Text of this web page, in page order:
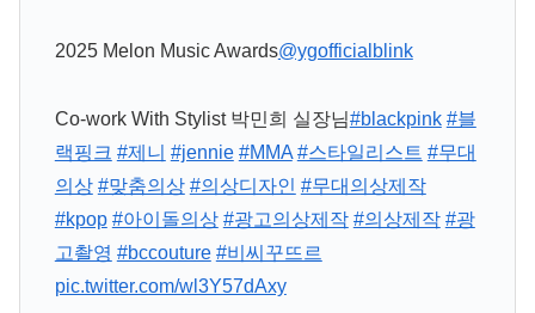
2025 Melon Music Awards@ygofficialblink
Co-work With Stylist 박민희 실장님#blackpink #블
랙핑크 #제니 #jennie #MMA #스타일리스트 #무대
의상 #맞춤의상 #의상디자인 #무대의상제작
#kpop #아이돌의상 #광고의상제작 #의상제작 #광
고촬영 #bccouture #비씨꾸뜨르
pic.twitter.com/wl3Y57dAxy